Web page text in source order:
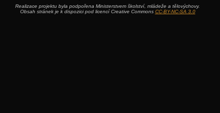
Realizace projektu byla podpořena Ministerstvem školství, mládeže a tělovýchovy.
Obsah stránek je k dispozici pod licencí Creative Commons CC-BY-NC-SA 3.0